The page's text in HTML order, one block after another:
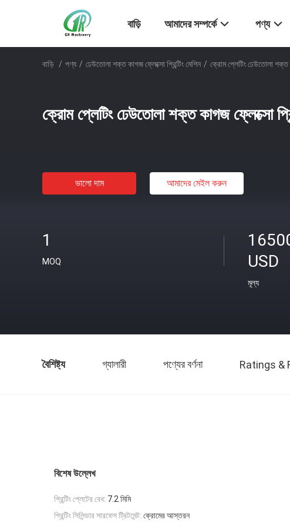
বাড়ি আমাদের সম্পর্কে পণ্য
বাড়ি / পণ্য / ঢেউতোলা শক্ত কাগজ ফ্লেক্সো প্রিন্টিং মেশিন / ক্রোম প্লেটিং ঢেউতোলা শক্ত
ক্রোম প্লেটিং ঢেউতোলা শক্ত কাগজ ফ্লেক্সো
ভালো দাম আমাদের মেইল ​​করুন
1
MOQ
USD
মূল্য
বৈশিষ্ট্য গ্যালারী পণ্যের বর্ণনা Ratings &
বিশেষ উল্লেখ
প্রিন্টিং প্লেটের বেধ: 7.2 মিমি
প্রিন্টিং সিলিন্ডার সারফেস ট্রিটমেন্ট: ক্রোমের আস্তরন